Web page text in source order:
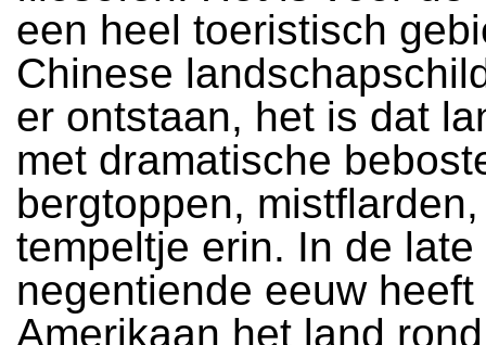
een heel toeristisch
Chinese
er ontstaan, het is dat
met dramatische
bergtoppen,
tempeltje erin. In de late
negentiende eeuw heeft
Amerikaan het land